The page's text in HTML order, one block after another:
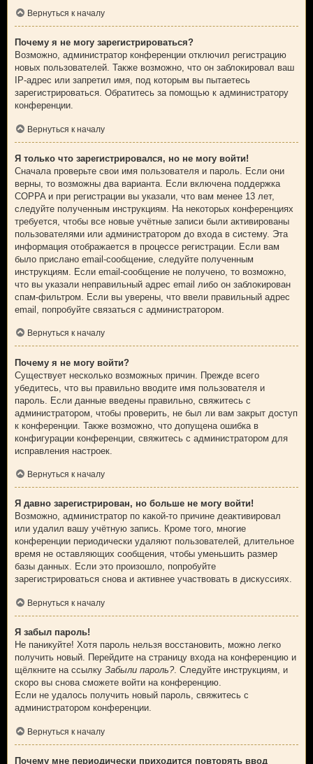
Вернуться к началу
Почему я не могу зарегистрироваться?
Возможно, администратор конференции отключил регистрацию
новых пользователей. Также возможно, что он заблокировал ваш
IP-адрес или запретил имя, под которым вы пытаетесь
зарегистрироваться. Обратитесь за помощью к администратору
конференции.
Вернуться к началу
Я только что зарегистрировался, но не могу войти!
Сначала проверьте свои имя пользователя и пароль. Если они
верны, то возможны два варианта. Если включена поддержка
COPPA и при регистрации вы указали, что вам менее 13 лет,
следуйте полученным инструкциям. На некоторых конференциях
требуется, чтобы все новые учётные записи были активированы
пользователями или администратором до входа в систему. Эта
информация отображается в процессе регистрации. Если вам
было прислано email-сообщение, следуйте полученным
инструкциям. Если email-сообщение не получено, то возможно,
что вы указали неправильный адрес email либо он заблокирован
спам-фильтром. Если вы уверены, что ввели правильный адрес
email, попробуйте связаться с администратором.
Вернуться к началу
Почему я не могу войти?
Существует несколько возможных причин. Прежде всего
убедитесь, что вы правильно вводите имя пользователя и
пароль. Если данные введены правильно, свяжитесь с
администратором, чтобы проверить, не был ли вам закрыт доступ
к конференции. Также возможно, что допущена ошибка в
конфигурации конференции, свяжитесь с администратором для
исправления настроек.
Вернуться к началу
Я давно зарегистрирован, но больше не могу войти!
Возможно, администратор по какой-то причине деактивировал
или удалил вашу учётную запись. Кроме того, многие
конференции периодически удаляют пользователей, длительное
время не оставляющих сообщения, чтобы уменьшить размер
базы данных. Если это произошло, попробуйте
зарегистрироваться снова и активнее участвовать в дискуссиях.
Вернуться к началу
Я забыл пароль!
Не паникуйте! Хотя пароль нельзя восстановить, можно легко
получить новый. Перейдите на страницу входа на конференцию и
щёлкните на ссылку Забыли пароль?. Следуйте инструкциям, и
скоро вы снова сможете войти на конференцию.
Если не удалось получить новый пароль, свяжитесь с
администратором конференции.
Вернуться к началу
Почему мне периодически приходится повторять ввод